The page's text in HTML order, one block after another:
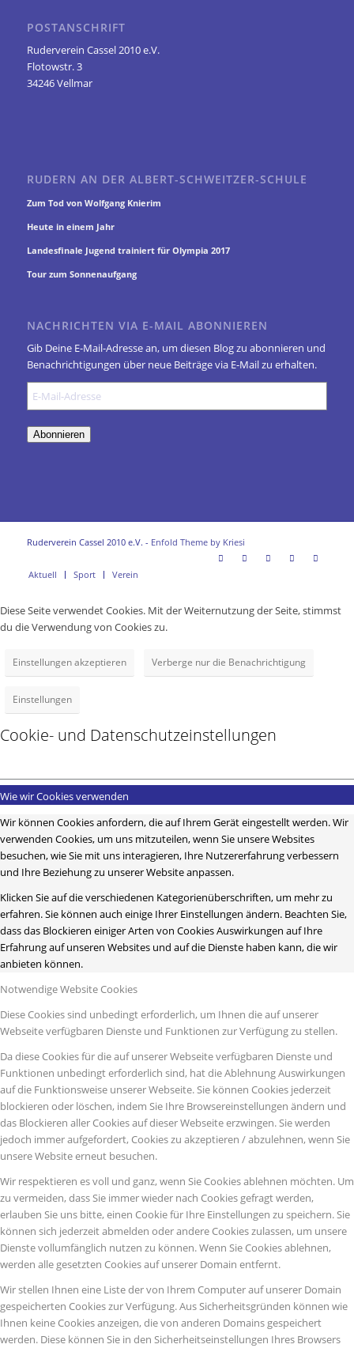
POSTANSCHRIFT
Ruderverein Cassel 2010 e.V.
Flotowstr. 3
34246 Vellmar
RUDERN AN DER ALBERT-SCHWEITZER-SCHULE
Zum Tod von Wolfgang Knierim
Heute in einem Jahr
Landesfinale Jugend trainiert für Olympia 2017
Tour zum Sonnenaufgang
NACHRICHTEN VIA E-MAIL ABONNIEREN
Gib Deine E-Mail-Adresse an, um diesen Blog zu abonnieren und
Benachrichtigungen über neue Beiträge via E-Mail zu erhalten.
Abonnieren
Ruderverein Cassel 2010 e.V. - Enfold Theme by Kriesi
Aktuell Sport Verein
Diese Seite verwendet Cookies. Mit der Weiternutzung der Seite, stimmst
du die Verwendung von Cookies zu.
Einstellungen akzeptieren Verberge nur die Benachrichtigung
Einstellungen
Cookie- und Datenschutzeinstellungen
Wie wir Cookies verwenden
Wir können Cookies anfordern, die auf Ihrem Gerät eingestellt werden. Wir
verwenden Cookies, um uns mitzuteilen, wenn Sie unsere Websites
besuchen, wie Sie mit uns interagieren, Ihre Nutzererfahrung verbessern
und Ihre Beziehung zu unserer Website anpassen.
Klicken Sie auf die verschiedenen Kategorienüberschriften, um mehr zu
erfahren. Sie können auch einige Ihrer Einstellungen ändern. Beachten Sie,
dass das Blockieren einiger Arten von Cookies Auswirkungen auf Ihre
Erfahrung auf unseren Websites und auf die Dienste haben kann, die wir
anbieten können.
Notwendige Website Cookies
Diese Cookies sind unbedingt erforderlich, um Ihnen die auf unserer
Webseite verfügbaren Dienste und Funktionen zur Verfügung zu stellen.
Da diese Cookies für die auf unserer Webseite verfügbaren Dienste und
Funktionen unbedingt erforderlich sind, hat die Ablehnung Auswirkungen
auf die Funktionsweise unserer Webseite. Sie können Cookies jederzeit
blockieren oder löschen, indem Sie Ihre Browsereinstellungen ändern und
das Blockieren aller Cookies auf dieser Webseite erzwingen. Sie werden
jedoch immer aufgefordert, Cookies zu akzeptieren / abzulehnen, wenn Sie
unsere Website erneut besuchen.
Wir respektieren es voll und ganz, wenn Sie Cookies ablehnen möchten. Um
zu vermeiden, dass Sie immer wieder nach Cookies gefragt werden,
erlauben Sie uns bitte, einen Cookie für Ihre Einstellungen zu speichern. Sie
können sich jederzeit abmelden oder andere Cookies zulassen, um unsere
Dienste vollumfänglich nutzen zu können. Wenn Sie Cookies ablehnen,
werden alle gesetzten Cookies auf unserer Domain entfernt.
Wir stellen Ihnen eine Liste der von Ihrem Computer auf unserer Domain
gespeicherten Cookies zur Verfügung. Aus Sicherheitsgründen können wie
Ihnen keine Cookies anzeigen, die von anderen Domains gespeichert
werden. Diese können Sie in den Sicherheitseinstellungen Ihres Browsers